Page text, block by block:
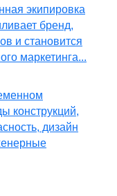
экипировка
бренд,
и становится
маркетинга...
конструкций,
дизайн